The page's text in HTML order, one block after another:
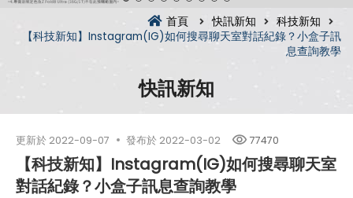
首頁 快訊新知
科技新知
【科技新知】Instagram(IG)如何搜尋聊天室對話紀錄？小盒子訊
息查詢教學
快訊新知
更新於 2022-09-07 發布於 2022-03-02 77470
【科技新知】Instagram(IG)如何搜尋聊天室
對話紀錄？小盒子訊息查詢教學